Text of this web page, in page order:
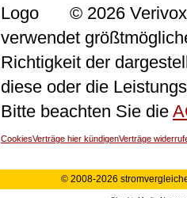
© 2026
verwendet
Richtigkeit der
diese oder die
Bitte beachten Sie die
CookiesVerträge hier kündigenVerträge
© 2008-2026